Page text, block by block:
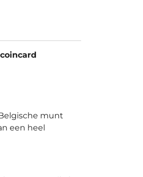
munt
een heel